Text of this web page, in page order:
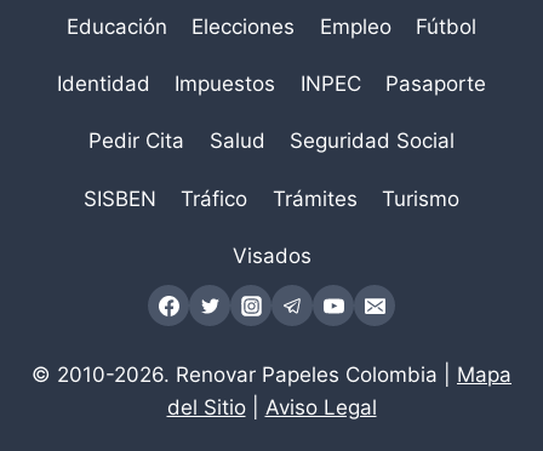
Educación Elecciones Empleo Fútbol
Identidad Impuestos INPEC Pasaporte
Pedir Cita Salud Seguridad Social
SISBEN Tráfico Trámites Turismo
Visados
© 2010-2026. Renovar Papeles Colombia | Mapa
del Sitio| Aviso Legal